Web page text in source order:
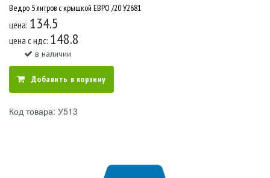
Ведро 5 литров с крышкой ЕВРО /20 У2681
цена: 134.5
цена c ндс: 148.8
в наличии
Добавить в корзину
Код товара: У513